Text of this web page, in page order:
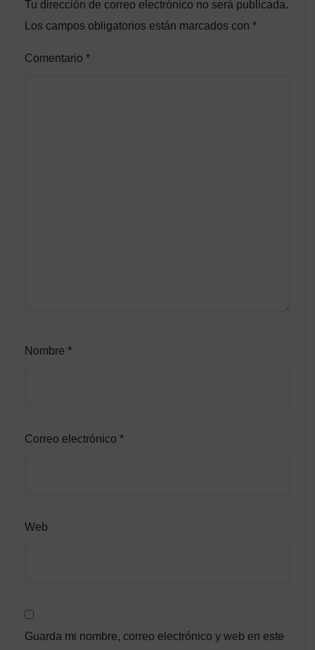
Tu dirección de correo electrónico no será publicada.
Los campos obligatorios están marcados con *
Comentario *
Nombre *
Correo electrónico *
Web
Guarda mi nombre, correo electrónico y web en este